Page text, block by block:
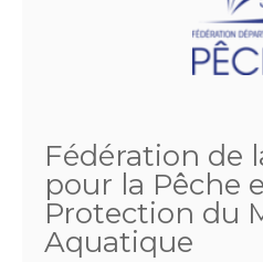
Fédération de
pour la Pêche
Protection du
Aquatique